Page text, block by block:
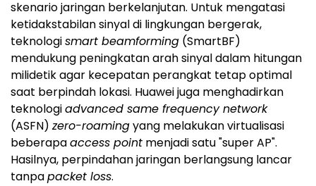
skenario jaringan berkelanjutan. Untuk mengatasi
ketidakstabilan sinyal di lingkungan bergerak,
teknologismart beamforming (SmartBF)
mendukung peningkatan arah sinyal dalam hitungan
milidetik agar kecepatan perangkat tetap optimal
saat berpindah lokasi. Huawei juga menghadirkan
teknologiadvanced same frequency network
(ASFN) zero-roamingyang melakukan virtualisasi
beberapaaccess point menjadi satu "super AP".
Hasilnya, perpindahan jaringan berlangsung lancar
tanpapacket loss.